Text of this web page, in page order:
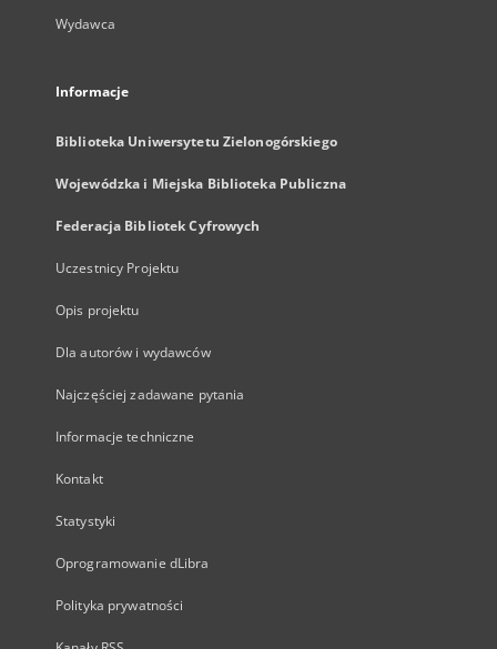
Wydawca
Informacje
Biblioteka Uniwersytetu Zielonogórskiego
Wojewódzka i Miejska Biblioteka Publiczna
Federacja Bibliotek Cyfrowych
Uczestnicy Projektu
Opis projektu
Dla autorów i wydawców
Najczęściej zadawane pytania
Informacje techniczne
Kontakt
Statystyki
Oprogramowanie dLibra
Polityka prywatności